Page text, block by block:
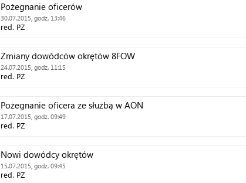
Pożegnanie oficerów
30.07.2015, godz. 13:46
red. PZ
Zmiany dowódców okrętów 8FOW
24.07.2015, godz. 11:15
red. PZ
Pożegnanie oficera ze służbą w AON
17.07.2015, godz. 09:49
red. PZ
Nowi dowódcy okrętów
15.07.2015, godz. 09:45
red. PZ